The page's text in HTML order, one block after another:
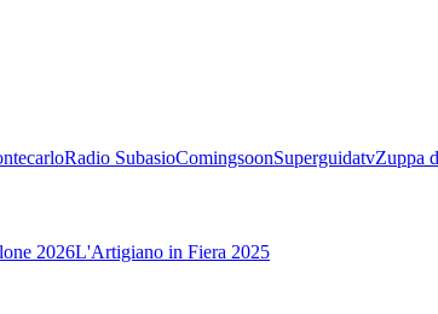
Radio SubasioComingsoonSuperguidatvZuppa
2026L'Artigiano in Fiera 2025